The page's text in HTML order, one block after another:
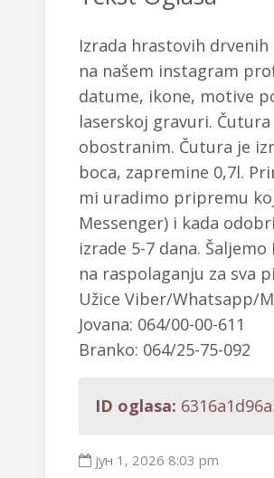
Izrada hrastovih drvenih
na našem instagram
datume, ikone, motive
laserskoj gravuri.
obostranim. Čutura je
boca, zapremine 0,7l.
mi uradimo pripremu
Messenger) i kada
izrade 5-7 dana.
na raspolaganju za sva
Užice Viber/Whatsapp/
Jovana: 064/00-00-611
Branko: 064/25-75-092
ID oglasa:
јун 1, 2026 8:03 pm